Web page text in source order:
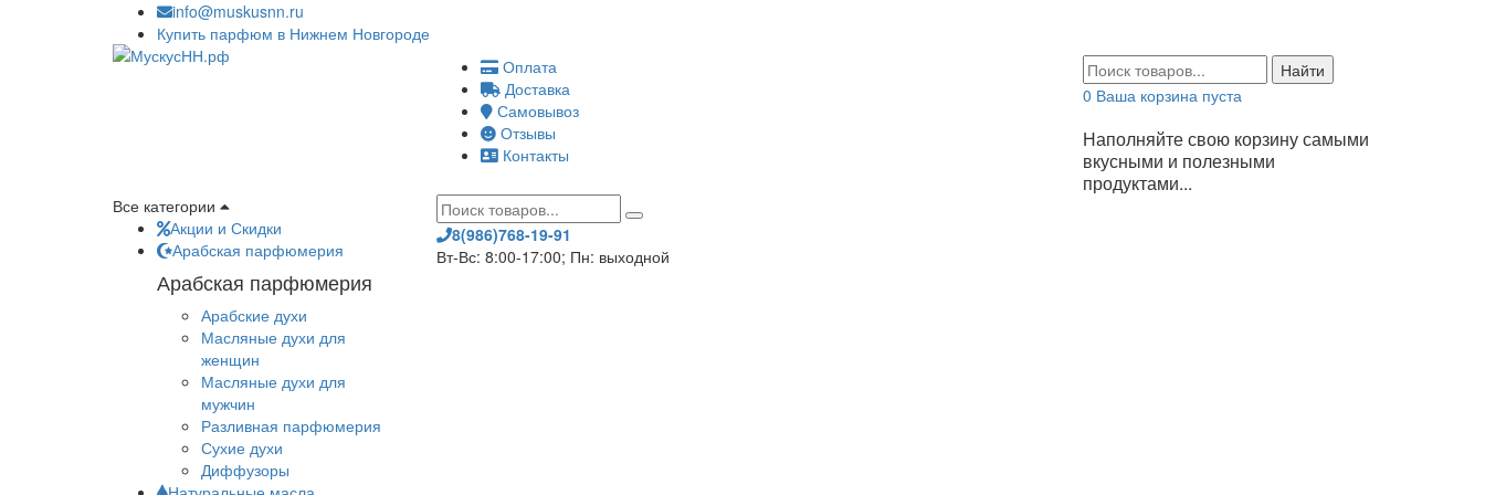
info@muskusnn.ru
Купить парфюм в Нижнем Новгороде
Оплата
Доставка
Самовывоз
Отзывы
Контакты
Найти
0 Ваша корзина пуста
Наполняйте свою корзину самыми
вкусными и полезными
продуктами...
Все категории
Акции и Скидки
Арабская парфюмерия
Арабская парфюмерия
Арабские духи
Масляные духи для
женщин
Масляные духи для
мужчин
Разливная парфюмерия
Сухие духи
Диффузоры
8(986)768-19-91
Вт-Вс: 8:00-17:00; Пн: выходной